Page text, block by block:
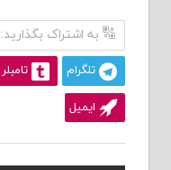
به اشتراک بگذارید:
تلگرام تامبلر
ایمیل